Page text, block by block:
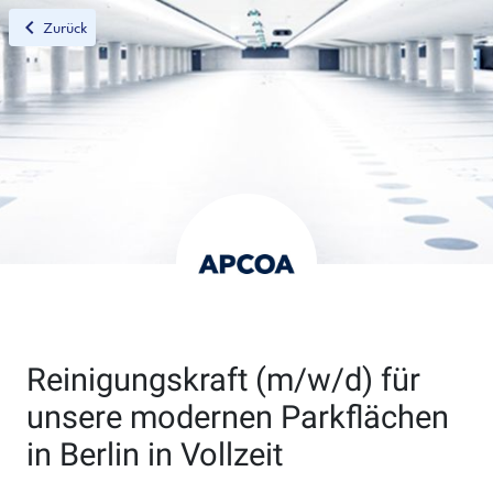
chevron_leftZurück
Reinigungskraft (m/w/d) für
unsere modernen Parkflächen
in Berlin in Vollzeit